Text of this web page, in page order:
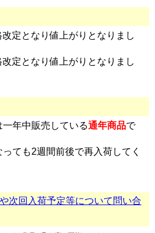
定となり値上がりとなりまし
定となり値上がりとなりまし
一年中販売している通年商品で
ても2週間前後で再入荷してく
次回入荷予定等について問い合